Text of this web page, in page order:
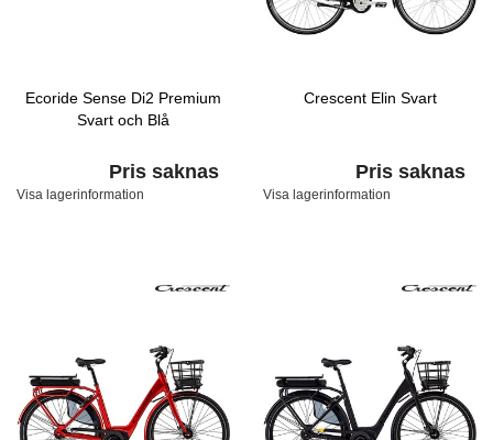
Ecoride Sense Di2 Premium
Svart och Blå
Pris saknas
Visa lagerinformation
Crescent Elin Svart
Pris saknas
Visa lagerinformation